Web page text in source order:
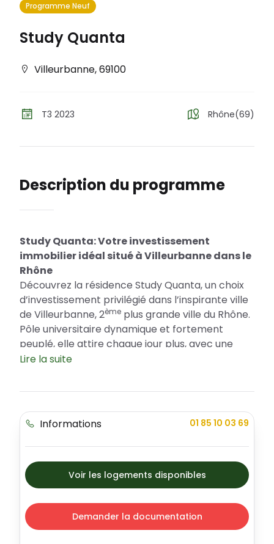
Programme Neuf
Study Quanta
Villeurbanne,69100
T3 2023 Rhône(69)
Description du programme
Study Quanta: Votre investissement
immobilier idéal situé à Villeurbanne dans le
Rhône
Découvrez la résidence Study Quanta, un choix
d’investissement privilégié dans l’inspirante ville
de Villeurbanne, 2ème plus grande ville du Rhône.
Pôle universitaire dynamique et fortement
peuplé, elle attire chaque jour plus, avec une
croissance attendue de 25 000 étudiants d'ici
économie florissante. Les infrastructures de
Villeurbanne un choix idéal pour l’investissement
immobilier. De plus, la ville offre de nombreux
avantages pour les acquéreurs, notamment des
aides financières attractives hors Pinel. La
résidence Study Quanta incarne élégance,
modernité et offre une variété de types
d'appartements pour répondre à tous les
besoins.
Lire la suite
Informations 01 85 10 03 69
Voir les logements disponibles
Demander la documentation